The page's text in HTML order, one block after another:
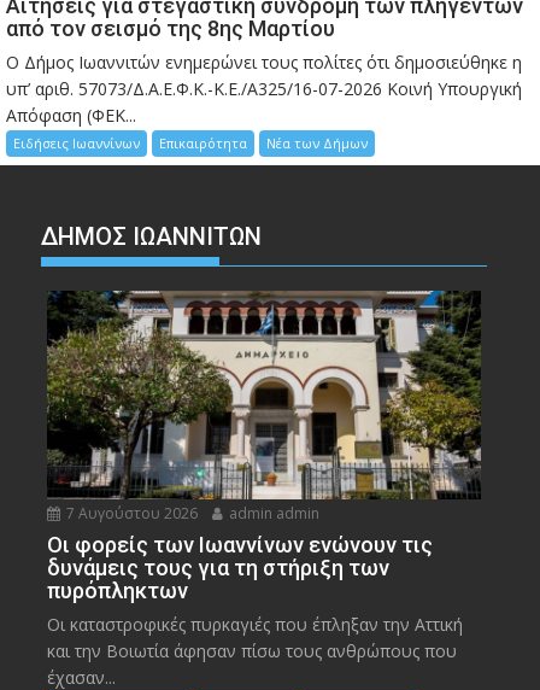
από τον σεισμό της 8ης Μαρτίου
Ο Δήμος Ιωαννιτών ενημερώνει τους πολίτες ότι δημοσιεύθηκε η
υπ’ αριθ. 57073/Δ.Α.Ε.Φ.Κ.-Κ.Ε./Α325/16-07-2026 Κοινή Υπουργική
Απόφαση (ΦΕΚ...
Ειδήσεις Ιωαννίνων Επικαιρότητα Νέα των Δήμων
ΔΗΜΟΣ ΙΩΑΝΝΙΤΩΝ
7 Αυγούστου 2026 admin admin
Οι φορείς των Ιωαννίνων ενώνουν τις
δυνάμεις τους για τη στήριξη των
πυρόπληκτων
Οι καταστροφικές πυρκαγιές που έπληξαν την Αττική
και την Bοιωτία άφησαν πίσω τους ανθρώπους που
έχασαν...